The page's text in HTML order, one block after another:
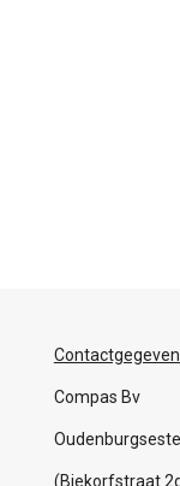
Compas Bv
(Biekorfstraat